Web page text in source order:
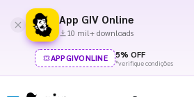
App GIV Online
10 mil+ downloads
APPGIVONLINE 5% OFF
*verifique condições